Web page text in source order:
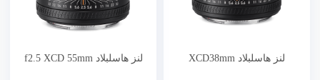
لنز هاسلبلاد XCD38mm لنز هاسلبلاد f2.5 XCD 55mm